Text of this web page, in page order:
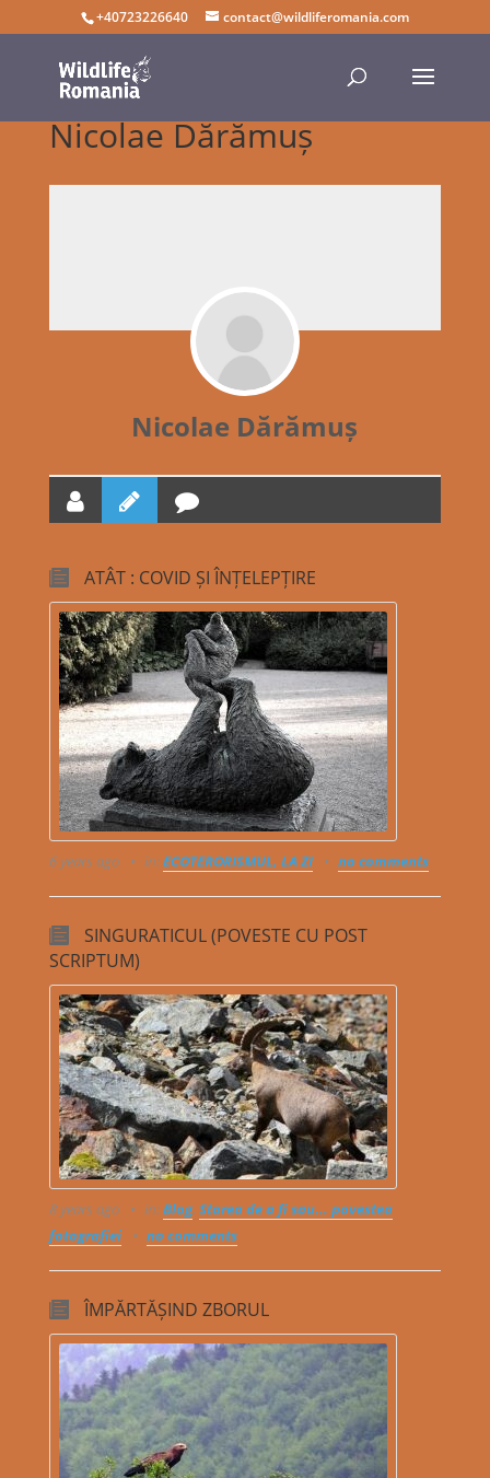
+40723226640 contact@wildliferomania.com
Nicolae Dărămuș
Nicolae Dărămuș
ATÂT : COVID ȘI ÎNȚELEPȚIRE
6 years ago in:ECOTERORISMUL, LA ZI no comments
SINGURATICUL (POVESTE CU POST
SCRIPTUM)
8 years ago in:Blog, Starea de a fi sau... povestea
fotografiei
no comments
ÎMPĂRTĂȘIND ZBORUL